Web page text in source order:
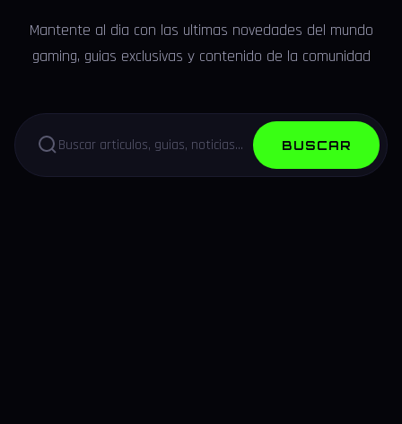
Mantente al dia con las ultimas novedades del mundo
gaming, guias exclusivas y contenido de la comunidad
BUSCAR